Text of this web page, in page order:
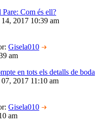
Com és ell?
2017 10:39 am
Gisela010
am
en tots els detalls de boda
2017 11:10 am
Gisela010
am